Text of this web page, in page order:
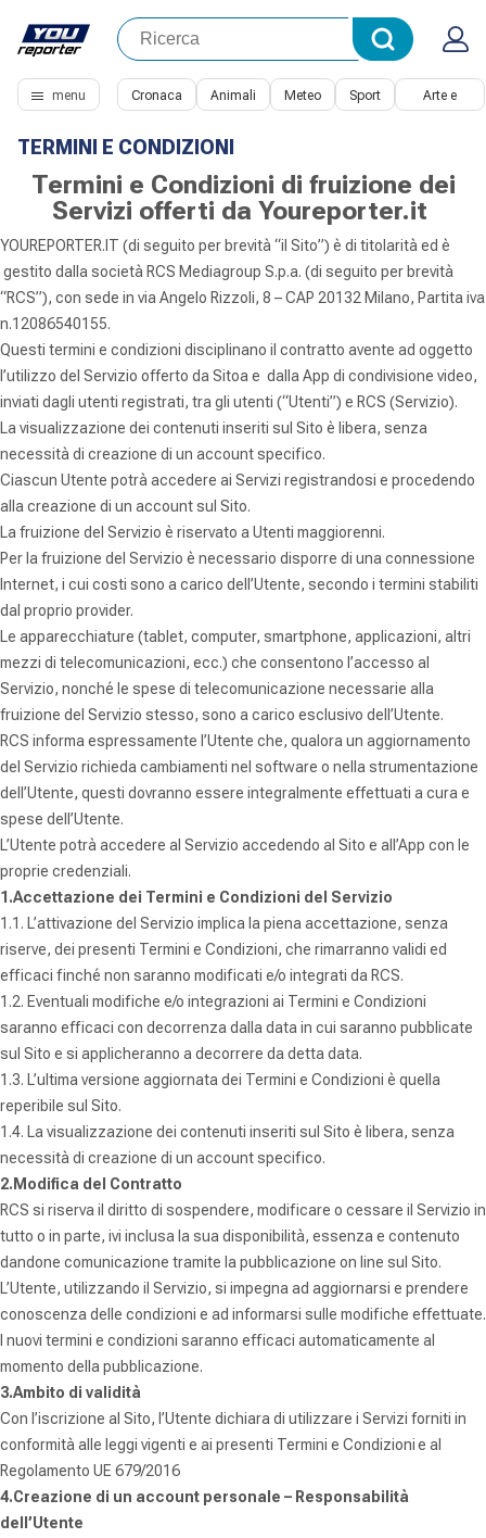
menu Cronaca Animali Meteo Sport Arte e
TERMINI E CONDIZIONI
Termini e Condizioni di fruizione dei
Servizi offerti da Youreporter.it
YOUREPORTER.IT (di seguito per brevità “il Sito”) è di titolarità ed è
gestito dalla società RCS Mediagroup S.p.a. (di seguito per brevità
“RCS”), con sede in via Angelo Rizzoli, 8 – CAP 20132 Milano, Partita iva
n.12086540155.
Questi termini e condizioni disciplinano il contratto avente ad oggetto
l’utilizzo del Servizio offerto da Sitoa e dalla App di condivisione video,
inviati dagli utenti registrati, tra gli utenti (“Utenti”) e RCS (Servizio).
La visualizzazione dei contenuti inseriti sul Sito è libera, senza
necessità di creazione di un account specifico.
Ciascun Utente potrà accedere ai Servizi registrandosi e procedendo
alla creazione di un account sul Sito.
La fruizione del Servizio è riservato a Utenti maggiorenni.
Per la fruizione del Servizio è necessario disporre di una connessione
Internet, i cui costi sono a carico dell’Utente, secondo i termini stabiliti
dal proprio provider.
Le apparecchiature (tablet, computer, smartphone, applicazioni, altri
mezzi di telecomunicazioni, ecc.) che consentono l’accesso al
Servizio, nonché le spese di telecomunicazione necessarie alla
fruizione del Servizio stesso, sono a carico esclusivo dell’Utente.
RCS informa espressamente l’Utente che, qualora un aggiornamento
del Servizio richieda cambiamenti nel software o nella strumentazione
dell’Utente, questi dovranno essere integralmente effettuati a cura e
spese dell’Utente.
L’Utente potrà accedere al Servizio accedendo al Sito e all’App con le
proprie credenziali.
1.Accettazione dei Termini e Condizioni del Servizio
1.1. L’attivazione del Servizio implica la piena accettazione, senza
riserve, dei presenti Termini e Condizioni, che rimarranno validi ed
efficaci finché non saranno modificati e/o integrati da RCS.
1.2. Eventuali modifiche e/o integrazioni ai Termini e Condizioni
saranno efficaci con decorrenza dalla data in cui saranno pubblicate
sul Sito e si applicheranno a decorrere da detta data.
1.3. L’ultima versione aggiornata dei Termini e Condizioni è quella
reperibile sul Sito.
1.4. La visualizzazione dei contenuti inseriti sul Sito è libera, senza
necessità di creazione di un account specifico.
2.Modifica del Contratto
RCS si riserva il diritto di sospendere, modificare o cessare il Servizio in
tutto o in parte, ivi inclusa la sua disponibilità, essenza e contenuto
dandone comunicazione tramite la pubblicazione on line sul Sito.
L’Utente, utilizzando il Servizio, si impegna ad aggiornarsi e prendere
conoscenza delle condizioni e ad informarsi sulle modifiche effettuate.
I nuovi termini e condizioni saranno efficaci automaticamente al
momento della pubblicazione.
3.Ambito di validità
Con l’iscrizione al Sito, l’Utente dichiara di utilizzare i Servizi forniti in
conformità alle leggi vigenti e ai presenti Termini e Condizioni e al
Regolamento UE 679/2016
4.Creazione di un account personale – Responsabilità
dell’Utente